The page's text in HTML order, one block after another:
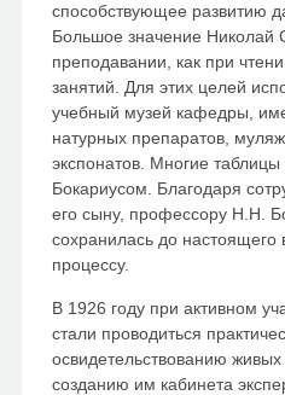
способствующее развитию
Большое значение Николай
преподавании, как при
занятий. Для этих целей
учебный музей кафедры,
натурных препаратов,
экспонатов. Многие
Бокариусом. Благодаря
его сыну, профессору Н.Н.
сохранилась до
процессу.
В 1926 году при активном
стали проводиться
освидетельствованию
созданию им кабинета